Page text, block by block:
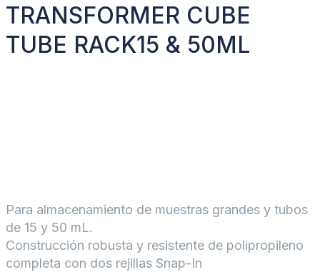
TRANSFORMER CUBE
TUBE RACK15 & 50ML
Para almacenamiento de muestras grandes y tubos
de 15 y 50 mL.
Construcción robusta y resistente de polipropileno
completa con dos rejillas Snap-In